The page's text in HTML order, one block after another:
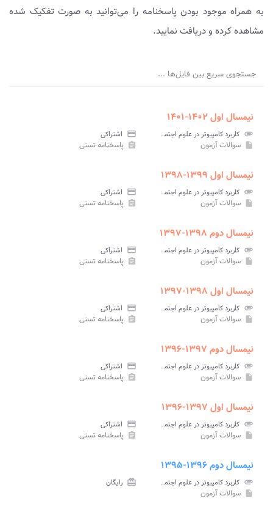
به همراه موجود بودن پاسخنامه را می‌توانید به صورت تفکیک شده
مشاهده کرده و دریافت نمایید.
جستجوی سریع بین فایل‌ها ...
نیمسال اول ۱۴۰۲-۱۴۰۱
attachment کاربرد کامپیوتر در علوم اجتماعی پیام نور credit_card اشتراکی
insert_drive_file سوالات آزمون assignment پاسخنامه تستی
نیمسال اول ۱۳۹۹-۱۳۹۸
attachment کاربرد کامپیوتر در علوم اجتماعی پیام نور credit_card اشتراکی
insert_drive_file سوالات آزمون assignment پاسخنامه تستی
نیمسال دوم ۱۳۹۸-۱۳۹۷
attachment کاربرد کامپیوتر در علوم اجتماعی پیام نور credit_card اشتراکی
insert_drive_file سوالات آزمون assignment پاسخنامه تستی
نیمسال اول ۱۳۹۸-۱۳۹۷
attachment کاربرد کامپیوتر در علوم اجتماعی پیام نور credit_card اشتراکی
insert_drive_file سوالات آزمون assignment پاسخنامه تستی
نیمسال دوم ۱۳۹۷-۱۳۹۶
attachment کاربرد کامپیوتر در علوم اجتماعی پیام نور credit_card اشتراکی
insert_drive_file سوالات آزمون assignment پاسخنامه تستی
نیمسال اول ۱۳۹۷-۱۳۹۶
attachment کاربرد کامپیوتر در علوم اجتماعی پیام نور credit_card اشتراکی
insert_drive_file سوالات آزمون assignment پاسخنامه تستی
نیمسال دوم ۱۳۹۶-۱۳۹۵
attachment کاربرد کامپیوتر در علوم اجتماعی پیام نور card_giftcard رایگان
insert_drive_file سوالات آزمون